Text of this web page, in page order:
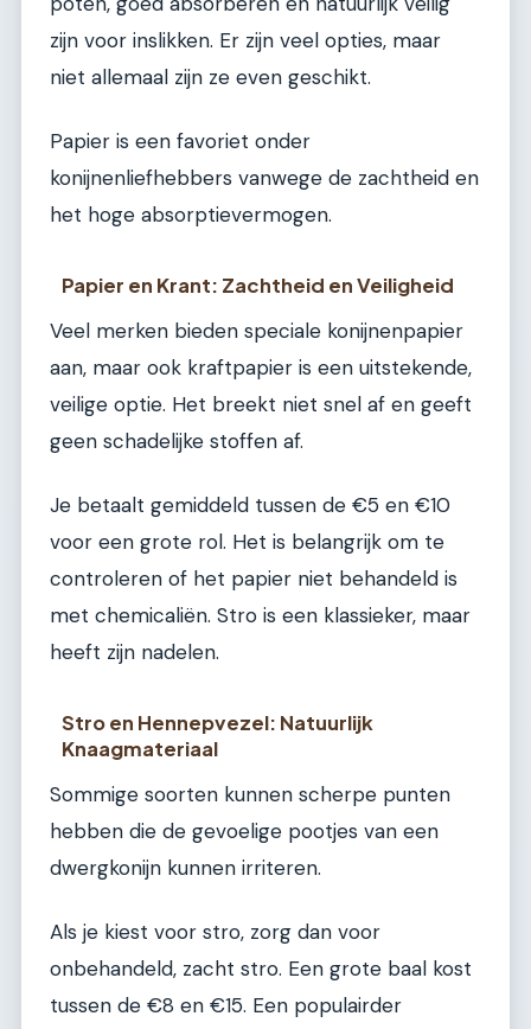
zijn voor inslikken. Er zijn veel opties, maar
niet allemaal zijn ze even geschikt.
Papier is een favoriet onder
konijnenliefhebbers vanwege de zachtheid en
het hoge absorptievermogen.
Papier en Krant: Zachtheid en Veiligheid
Veel merken bieden speciale konijnenpapier
aan, maar ook kraftpapier is een uitstekende,
veilige optie. Het breekt niet snel af en geeft
geen schadelijke stoffen af.
Je betaalt gemiddeld tussen de €5 en €10
voor een grote rol. Het is belangrijk om te
controleren of het papier niet behandeld is
met chemicaliën. Stro is een klassieker, maar
heeft zijn nadelen.
Stro en Hennepvezel: Natuurlijk
Knaagmateriaal
Sommige soorten kunnen scherpe punten
hebben die de gevoelige pootjes van een
dwergkonijn kunnen irriteren.
Als je kiest voor stro, zorg dan voor
onbehandeld, zacht stro. Een grote baal kost
tussen de €8 en €15. Een populairder